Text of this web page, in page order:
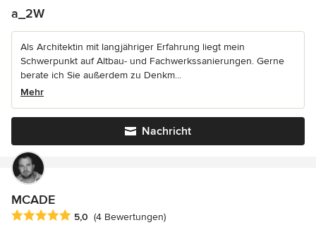
a_2W
Als Architektin mit langjähriger Erfahrung liegt mein
Schwerpunkt auf Altbau- und Fachwerkssanierungen. Gerne
berate ich Sie außerdem zu Denkm...
Mehr
Nachricht
MCADE
Durchschnittliche Bewertung: 5 von 5 Sternen
5,0 (4 Bewertungen)